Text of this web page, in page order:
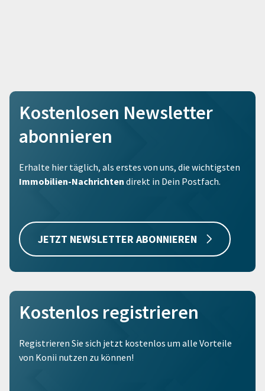
Kostenlosen Newsletter
abonnieren
Erhalte hier täglich, als erstes von uns, die wichtigsten
Immobilien-Nachrichten direkt in Dein Postfach.
JETZT NEWSLETTER ABONNIEREN
Kostenlos registrieren
Registrieren Sie sich jetzt kostenlos um alle Vorteile
von Konii nutzen zu können!